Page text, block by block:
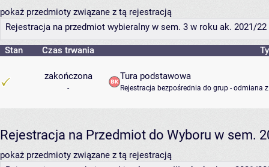
pokaż przedmioty związane z tą rejestracją
Rejestracja na przedmiot wybieralny w sem. 3 w roku ak. 2021/
Stan Czas trwania
zakończona
-
Tura podstawowa
Rejestracja bezpośrednia do grup - odmiana
Rejestracja na Przedmiot do Wyboru w sem.
pokaż przedmioty związane z tą rejestracją